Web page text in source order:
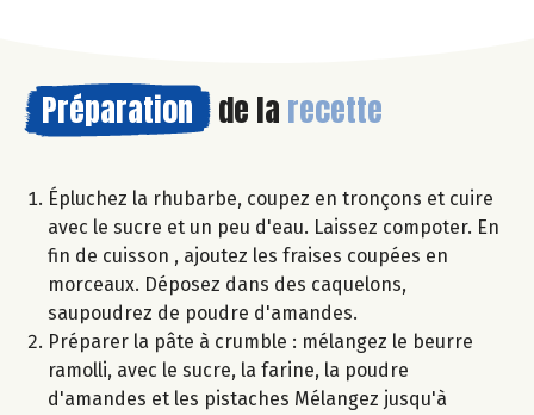
Préparation de la recette
Épluchez la rhubarbe, coupez en tronçons et cuire
avec le sucre et un peu d'eau. Laissez compoter. En
fin de cuisson , ajoutez les fraises coupées en
morceaux. Déposez dans des caquelons,
saupoudrez de poudre d'amandes.
Préparer la pâte à crumble : mélangez le beurre
ramolli, avec le sucre, la farine, la poudre
d'amandes et les pistaches Mélangez jusqu'à